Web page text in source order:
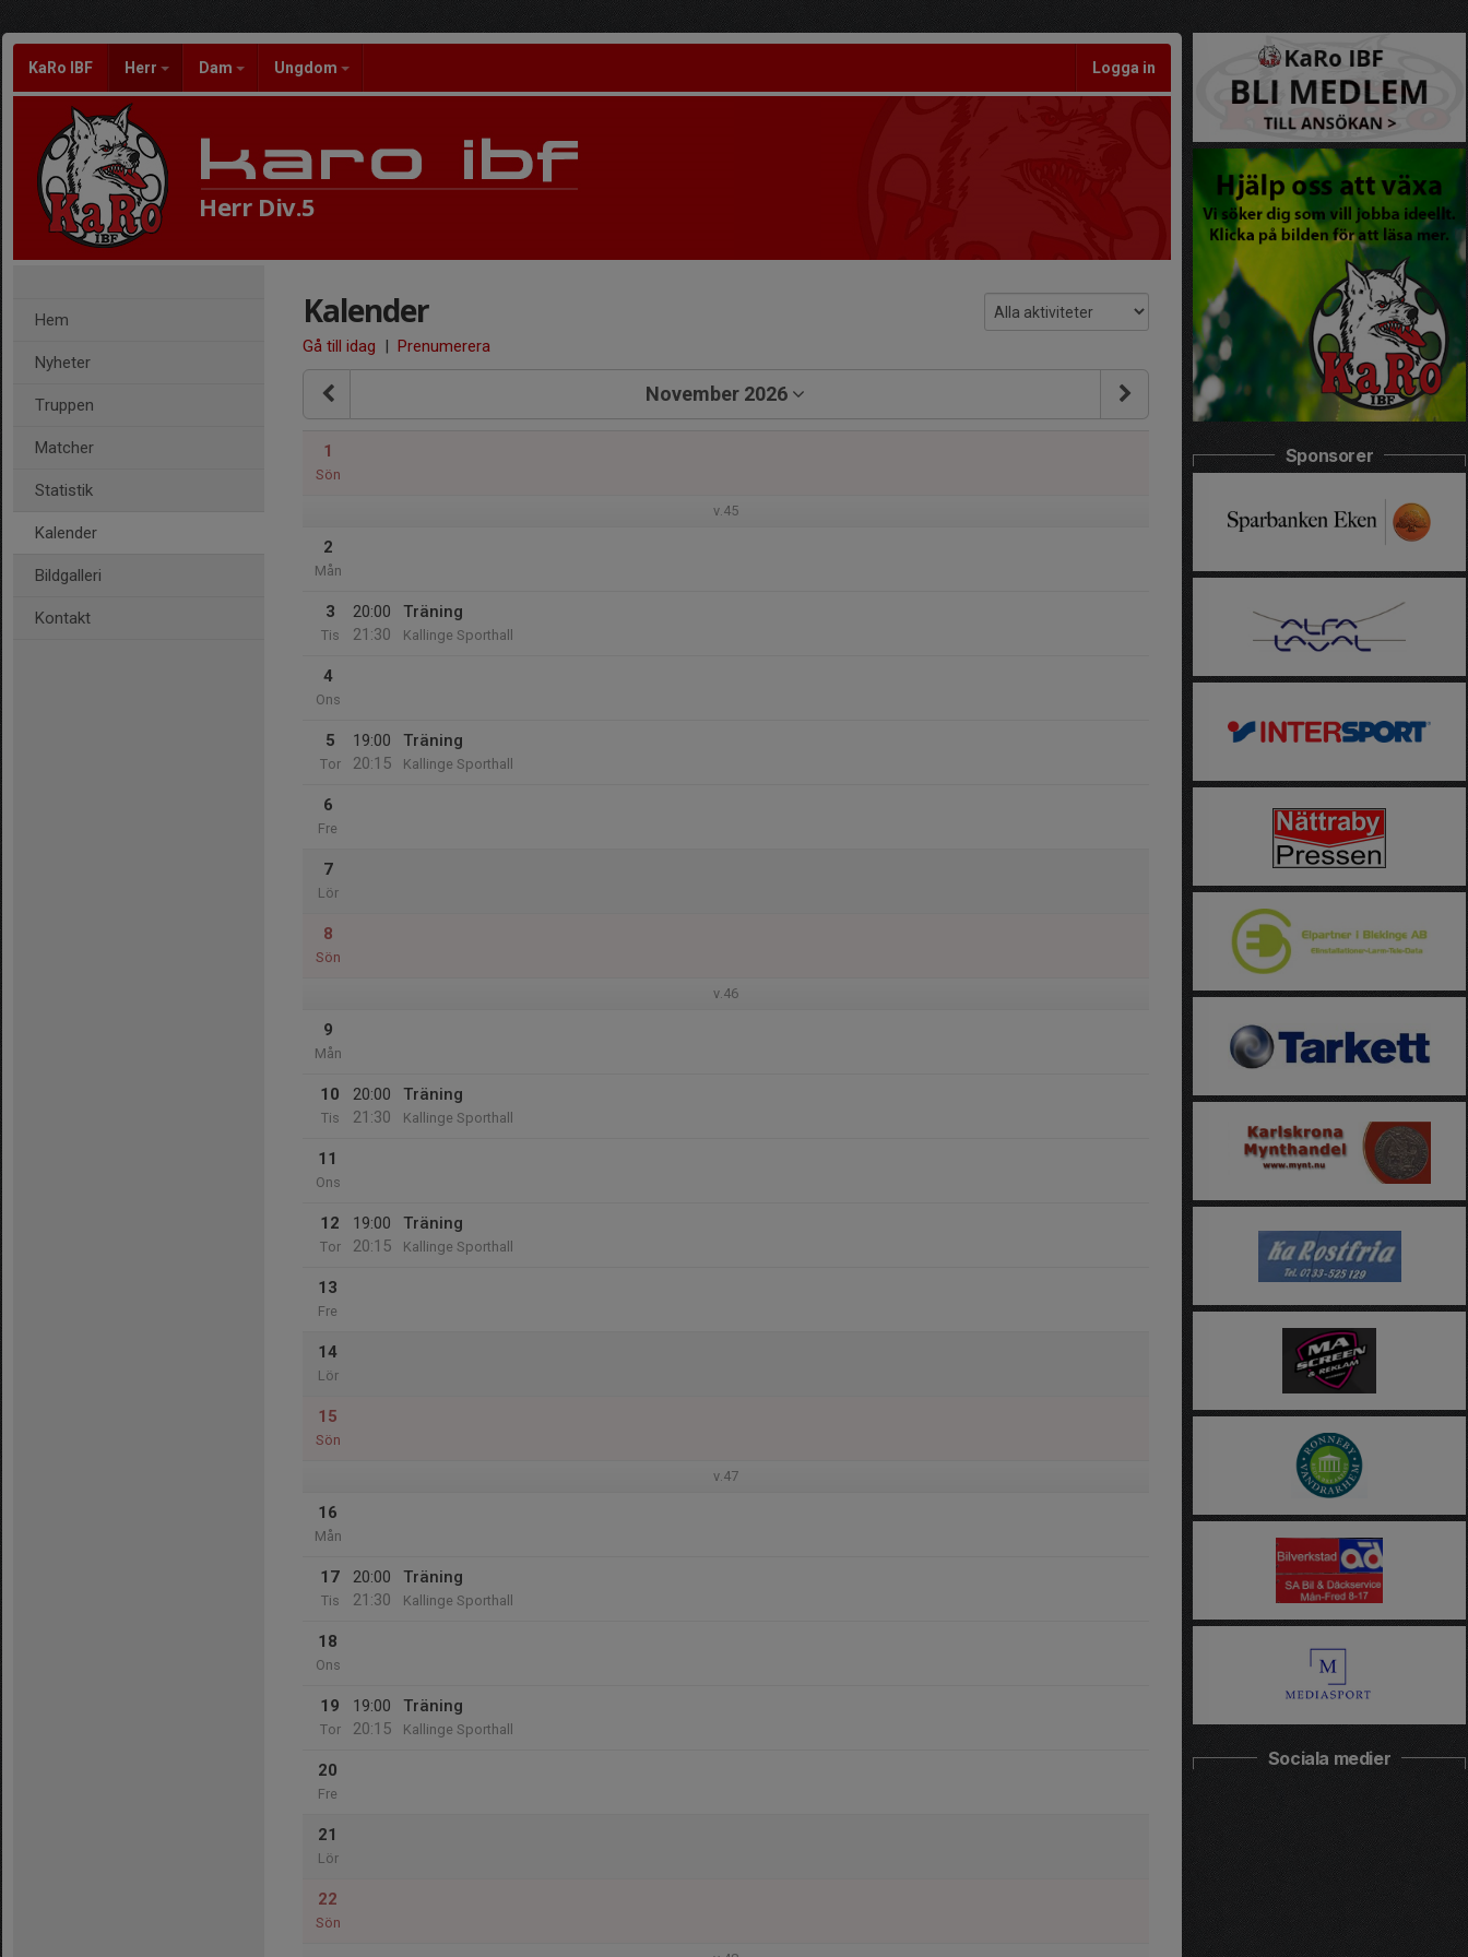
KaRo IBF Herr Dam Ungdom Logga in
Herr Div.5
Hem
Nyheter
Truppen
Matcher
Statistik
Kalender
Bildgalleri
Kontakt
Kalender
Gå till idag | Prenumerera
November 2026
1
Sön
v.45
2
Mån
3
Tis
20:00
21:30
Träning
Kallinge Sporthall
4
Ons
5
Tor
19:00
20:15
Träning
Kallinge Sporthall
6
Fre
7
Lör
8
Sön
v.46
9
Mån
10
Tis
20:00
21:30
Träning
Kallinge Sporthall
11
Ons
12
Tor
19:00
20:15
Träning
Kallinge Sporthall
13
Fre
14
Lör
15
Sön
v.47
16
Mån
17
Tis
20:00
21:30
Träning
Kallinge Sporthall
18
Ons
19
Tor
19:00
20:15
Träning
Kallinge Sporthall
20
Fre
21
Lör
22
Sön
Sponsorer
Sociala medier